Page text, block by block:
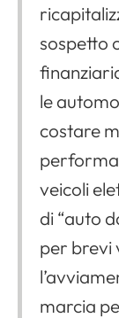
sospetto
le
costare
veicoli
di “auto
per brevi
marcia